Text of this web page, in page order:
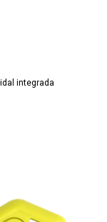
integrada